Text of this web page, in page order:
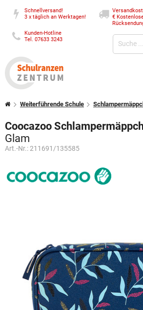
Schnellversand!
3 x täglich an Werktagen!
€
Kunden-Hotline
Tel. 07633 3243
Weiterführende Schule
Coocazoo
Glam
Art.-Nr.:211691/135585